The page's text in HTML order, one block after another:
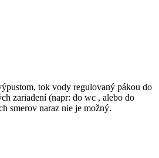
tok vody regulovaný pákou do
zariadení (napr: do wc , alebo do
smerov naraz nie je možný.